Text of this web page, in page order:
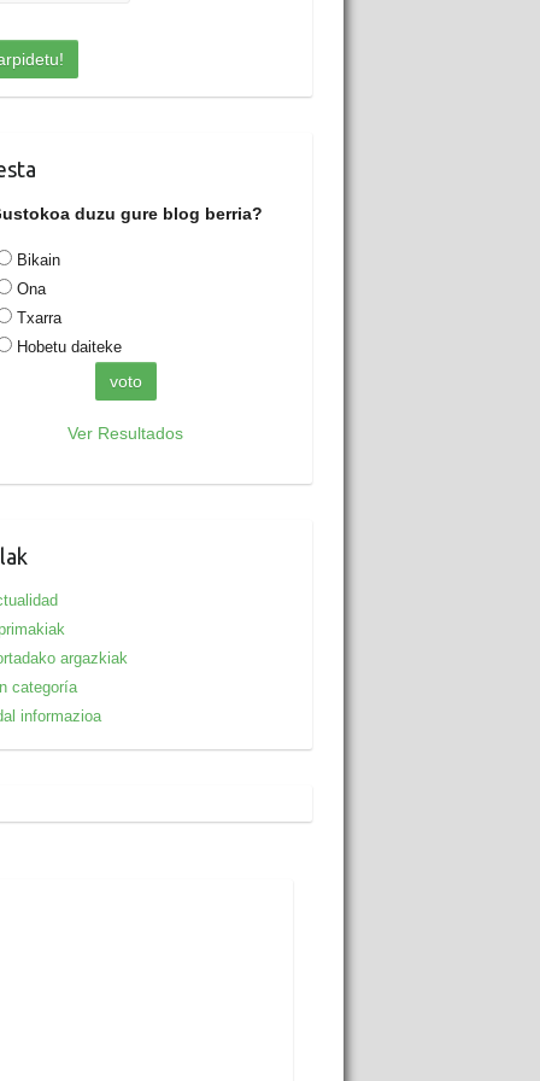
duzu gure blog berria?
Bikain
Ona
Txarra
Hobetu daiteke
Ver Resultados
argazkiak
categoría
informazioa